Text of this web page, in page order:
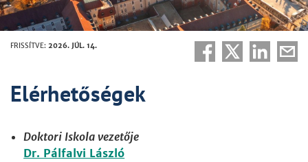
FRISSÍTVE: 2026. JÚL. 14.
Elérhetőségek
Doktori Iskola vezetője
Dr. Pálfalvi László